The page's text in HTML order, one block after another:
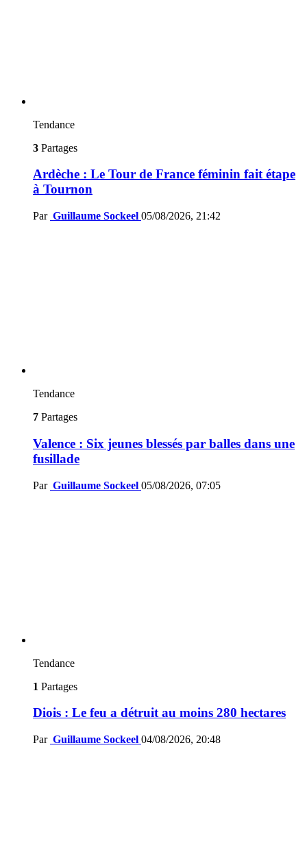
Tendance
3 Partages
Ardèche : Le Tour de France féminin fait étape
à Tournon
Par Guillaume Sockeel 05/08/2026, 21:42
Tendance
7 Partages
Valence : Six jeunes blessés par balles dans une
fusillade
Par Guillaume Sockeel 05/08/2026, 07:05
Tendance
1 Partages
Diois : Le feu a détruit au moins 280 hectares
Par Guillaume Sockeel 04/08/2026, 20:48